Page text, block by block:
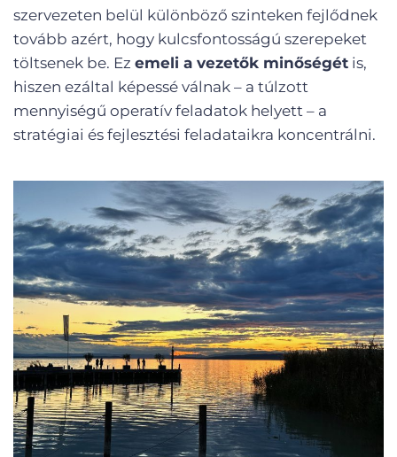
szervezeten belül különböző szinteken fejlődnek
tovább azért, hogy kulcsfontosságú szerepeket
töltsenek be. Ez emeli a vezetők minőségét is,
hiszen ezáltal képessé válnak – a túlzott
mennyiségű operatív feladatok helyett – a
stratégiai és fejlesztési feladataikra koncentrálni.